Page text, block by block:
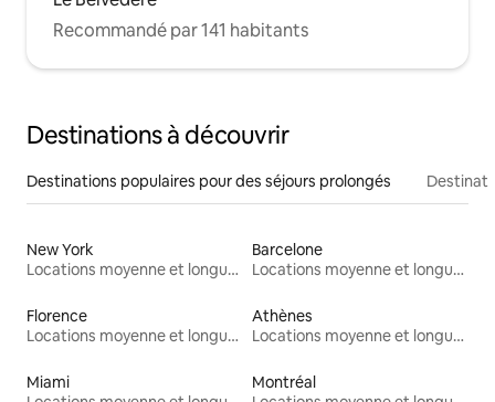
Recommandé par 141 habitants
Destinations à découvrir
Destinations populaires pour des séjours prolongés
New York
Locations moyenne et longue durée
Barcelone
Locations moyenne et longue durée
Florence
Locations moyenne et longue durée
Athènes
Locations moyenne et longue durée
Miami
Montréal